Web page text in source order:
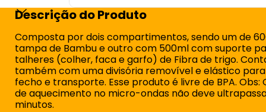
Descrição do Produto
Composta por dois compartimentos, sendo um de
tampa de Bambu e outro com 500ml com suporte
talheres (colher, faca e garfo) de Fibra de trigo.
também com uma divisória removível e elástico
fecho e transporte. Esse produto é livre de BPA. Obs:
de aquecimento no micro-ondas não deve
minutos.